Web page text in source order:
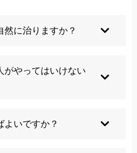
然に治りますか？
しくなります。早めのケアが
がやってはいけない
つなどは避けましょう。
よいですか？